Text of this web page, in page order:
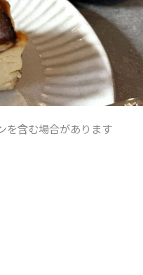
を含む場合があります